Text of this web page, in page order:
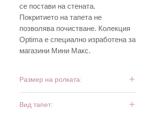
се постави на стената.
Покритието на тапета не
позволява почистване. Колекция
Optima е специално изработена за
магазини Мини Макс.
Размер на ролката:
Вид тапет: